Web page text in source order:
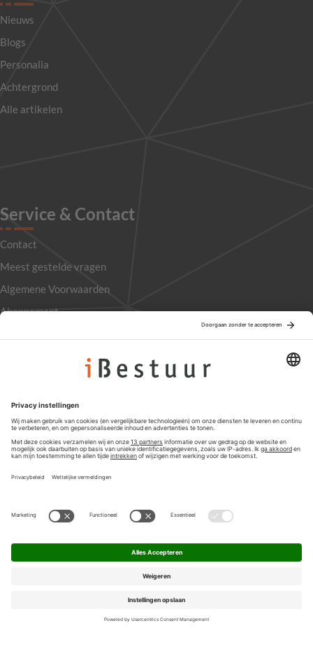
Nieuws
Blogs
Personalia
Achtergrond
Alle artikelen
Service & Contact
Contact
Meest gestelde vragen
Algemene Voorwaarden
Abonnement
Privacyinstellingen